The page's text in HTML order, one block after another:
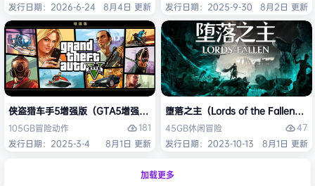
发行日期：2026-6-24
8月4日 更新
发行日期：2025-9-30
8月2日 更新
侠盗猎车手5增强版（GTA5增强版（Grand Theft Auto V Enhanced）免
105GB冒险动作
181
发行日期：2025-3-4
8月1日 更新
堕落之主（Lords of the Fallen）免
45GB休闲冒险
47
发行日期：2023-10-13
8月1日 更新
加载更多